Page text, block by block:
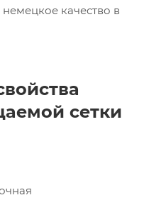
качество в
сетки